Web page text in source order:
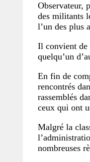
Observateur,
des militants
l’un des plus
Il convient de
quelqu’un
En fin de
rencontrés
rassemblés
ceux qui ont
Malgré la
nombreuses